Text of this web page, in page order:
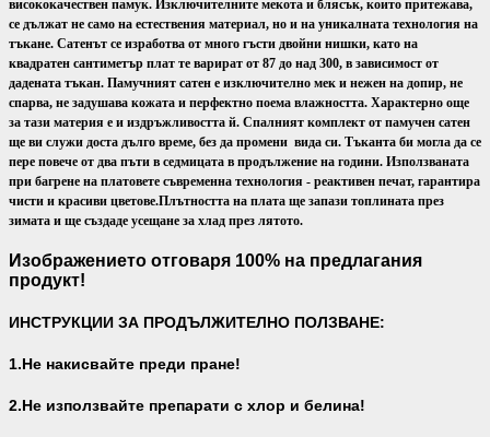
висококачествен памук. Изключителните мекота и блясък, които притежава,
се дължат не само на естествения материал, но и на уникалната технология на
тъкане. Сатенът се изработва от много гъсти двойни нишки, като на
квадратен сантиметър плат те варират от 87 до над 300, в зависимост от
дадената тъкан. Памучният сатен е изключително мек и нежен на допир, не
спарва, не задушава кожата и перфектно поема влажността. Характерно още
за тази материя е и издръжливостта й. Спалният комплект от памучен сатен
ще ви служи доста дълго време, без да промени вида си. Тъканта би могла да се
пере повече от два пъти в седмицата в продължение на години. Използваната
при багрене на платовете съвременна технология - реактивен печат, гарантира
чисти и красиви цветове.Плътността на плата ще запази топлината през
зимата и ще създаде усещане за хлад през лятото.
Изображението отговаря 100% на предлагания
продукт!
ИНСТРУКЦИИ ЗА ПРОДЪЛЖИТЕЛНО ПОЛЗВАНЕ:
1.Не накисвайте преди пране!
2.Не използвайте препарати с хлор и белина!